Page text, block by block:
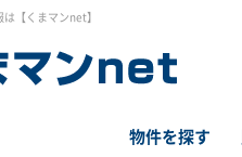
【くまマンnet】
物件を探す